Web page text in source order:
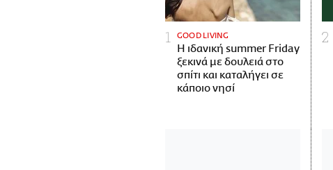
GOOD LIVING
Η ιδανική summer Friday
ξεκινά με δουλειά στο
σπίτι και καταλήγει σε
κάποιο νησί